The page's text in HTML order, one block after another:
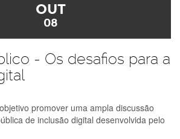
OUT
08
- Os desafios para a
promover uma ampla discussão
de inclusão digital desenvolvida pelo